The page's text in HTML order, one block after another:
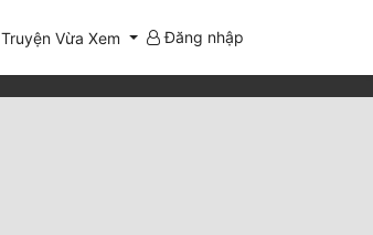
Truyện Vừa Xem Đăng nhập